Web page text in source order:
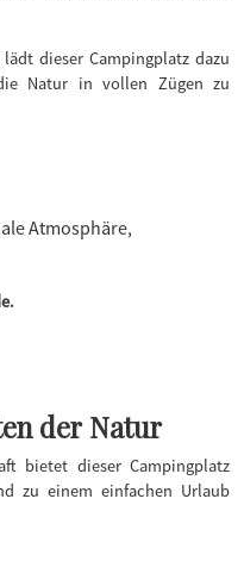
dieser Campingplatz dazu
Natur in vollen Zügen zu
Atmosphäre,
der Natur
bietet dieser Campingplatz
zu einem einfachen Urlaub